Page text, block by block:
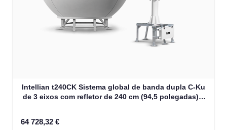
Intellian t240CK Sistema global de banda dupla C-Ku
de 3 eixos com refletor de 240 cm (94,5 polegadas) e
64 728,32 €